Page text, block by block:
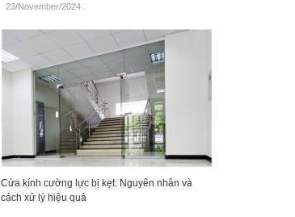
23/November/2024.
Cửa kính cường lực bị kẹt: Nguyên nhân và
cách xử lý hiệu quả